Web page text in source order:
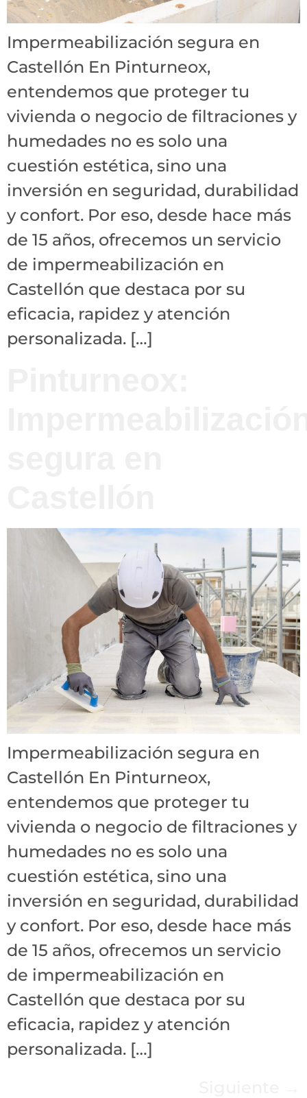
Impermeabilización segura en
Castellón En Pinturneox,
entendemos que proteger tu
vivienda o negocio de filtraciones y
humedades no es solo una
cuestión estética, sino una
inversión en seguridad, durabilidad
y confort. Por eso, desde hace más
de 15 años, ofrecemos un servicio
de impermeabilización en
Castellón que destaca por su
eficacia, rapidez y atención
personalizada. […]
Impermeabilización segura en
Castellón En Pinturneox,
entendemos que proteger tu
vivienda o negocio de filtraciones y
humedades no es solo una
cuestión estética, sino una
inversión en seguridad, durabilidad
y confort. Por eso, desde hace más
de 15 años, ofrecemos un servicio
de impermeabilización en
Castellón que destaca por su
eficacia, rapidez y atención
personalizada. […]